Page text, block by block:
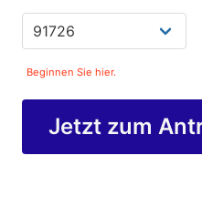
Beginnen Sie hier.
Jetzt zum